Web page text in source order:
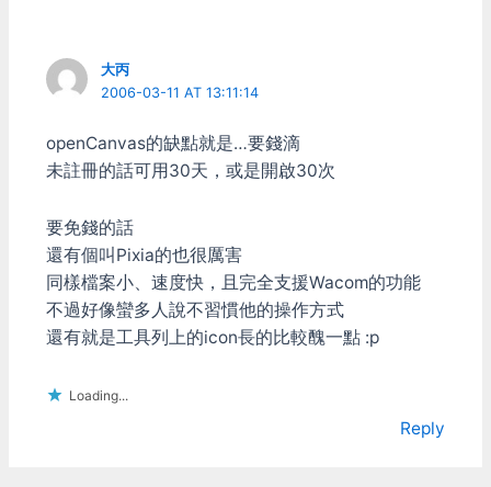
大丙
2006-03-11 AT 13:11:14
openCanvas的缺點就是…要錢滴
未註冊的話可用30天，或是開啟30次
要免錢的話
還有個叫Pixia的也很厲害
同樣檔案小、速度快，且完全支援Wacom的功能
不過好像蠻多人說不習慣他的操作方式
還有就是工具列上的icon長的比較醜一點 :p
Loading...
Reply